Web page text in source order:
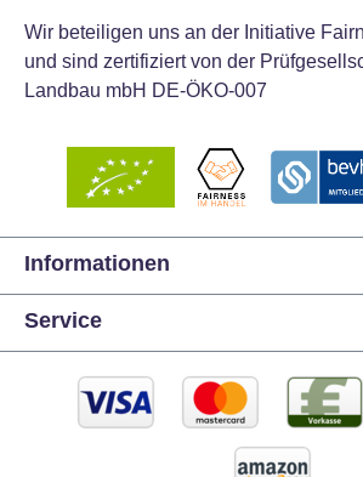
Wir beteiligen uns an der Initiative
und sind zertifiziert von der
Landbau mbH DE-ÖKO-007
Informationen
Service